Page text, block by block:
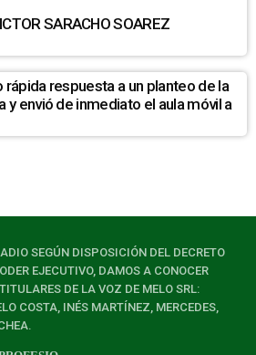
SARACHO SOAREZ
rápida respuesta a un planteo de la
y envió de inmediato el aula móvil a
SEGÚN DISPOSICIÓN DEL DECRETO
EJECUTIVO, DAMOS A CONOCER
DE LA VOZ DE MELO SRL:
COSTA, INÉS MARTÍNEZ, MERCEDES,